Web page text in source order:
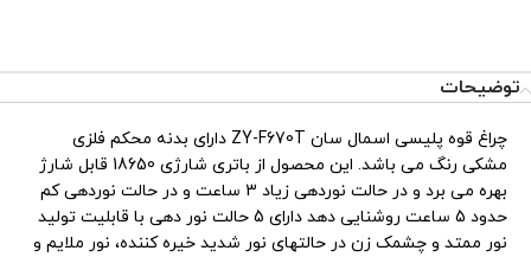
توضیحات
چراغ قوه پلیسی اسمال سان ZY-F670T دارای بدنه محکم فلزی
مشکی رنگ می باشد. این محصول از باتری شارژی 18650 قابل شارژ
بهره می برد و در حالت نوردهی زیاد 3 ساعت و در حالت نوردهی کم
حدود 5 ساعت روشنایی دهد دارای 5 حالت نور دهی با قابلیت تولید
نور ممتد و چشمک زن در حالتهای نور شدید خیره کننده، نور ملایم و